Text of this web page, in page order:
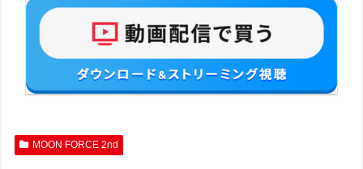
MOON FORCE 2nd